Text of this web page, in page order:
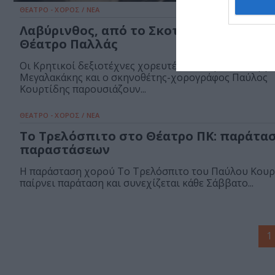
ΘΕΑΤΡΟ - ΧΟΡΟΣ / ΝΕΑ
Λαβύρινθος, από το Σκοτάδι στο Φως
Θέατρο Παλλάς
Οι Κρητικοί δεξιοτέχνες χορευτές Γιάννης και Γιώργος
Μεγαλακάκης και ο σκηνοθέτης-χορογράφος Παύλος
Κουρτίδης παρουσιάζουν...
ΘΕΑΤΡΟ - ΧΟΡΟΣ / ΝΕΑ
Το Τρελόσπιτο στο Θέατρο ΠΚ:
παραστάσεων
Η παράσταση χορού Το Τρελόσπιτο του Παύλου
παίρνει παράταση και συνεχίζεται κάθε Σάββατο...
1